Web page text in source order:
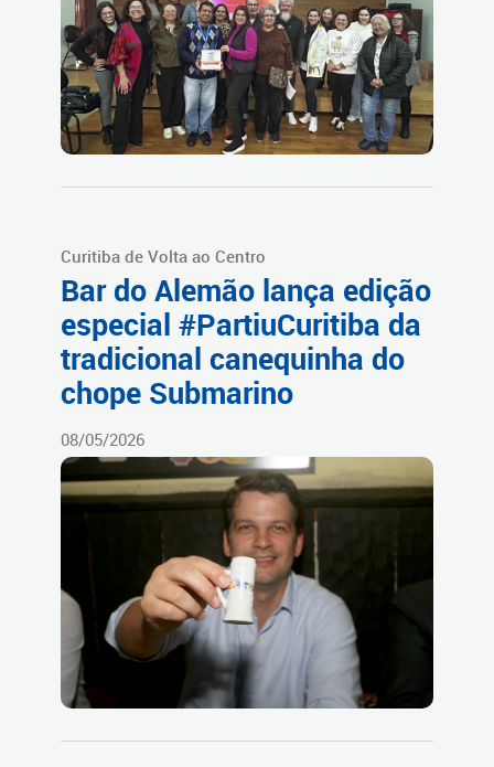
Curitiba de Volta ao Centro
Bar do Alemão lança edição
especial #PartiuCuritiba da
tradicional canequinha do
chope Submarino
08/05/2026